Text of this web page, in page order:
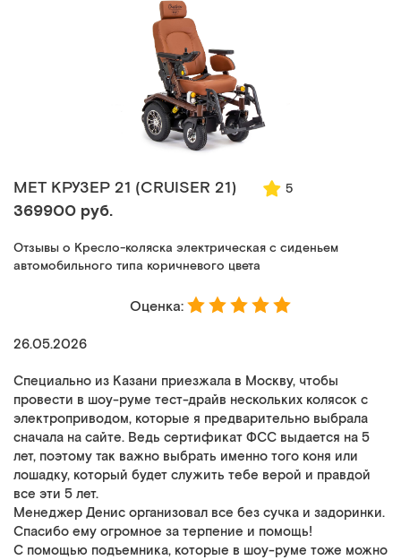
MET КРУЗЕР 21 (CRUISER 21) 5
369900 руб.
Отзывы о Кресло-коляска электрическая с сиденьем
автомобильного типа коричневого цвета
Оценка:
26.05.2026
Специально из Казани приезжала в Москву, чтобы
провести в шоу-руме тест-драйв нескольких колясок с
электроприводом, которые я предварительно выбрала
сначала на сайте. Ведь сертификат ФСС выдается на 5
лет, поэтому так важно выбрать именно того коня или
лошадку, который будет служить тебе верой и правдой
все эти 5 лет.
Менеджер Денис организовал все без сучка и задоринки.
Спасибо ему огромное за терпение и помощь!
С помощью подъемника, которые в шоу-руме тоже можно